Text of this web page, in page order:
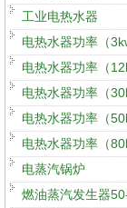
工业电热水器
电热水器功率（
电热水器功率（
电热水器功率（
电热水器功率（
电热水器功率（
电蒸汽锅炉
燃油蒸汽发生器